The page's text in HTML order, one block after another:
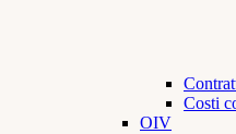
Costi
OIV